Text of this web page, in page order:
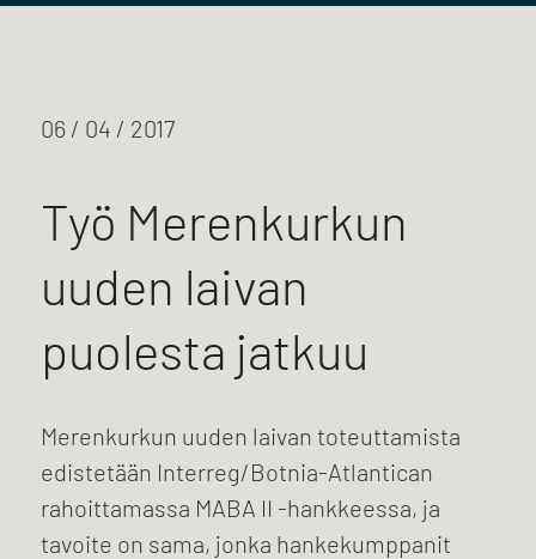
06 / 04 / 2017
Työ Merenkurkun
uuden laivan
puolesta jatkuu
Merenkurkun uuden laivan toteuttamista
edistetään Interreg/Botnia-Atlantican
rahoittamassa MABA II -hankkeessa, ja
tavoite on sama, jonka hankekumppanit